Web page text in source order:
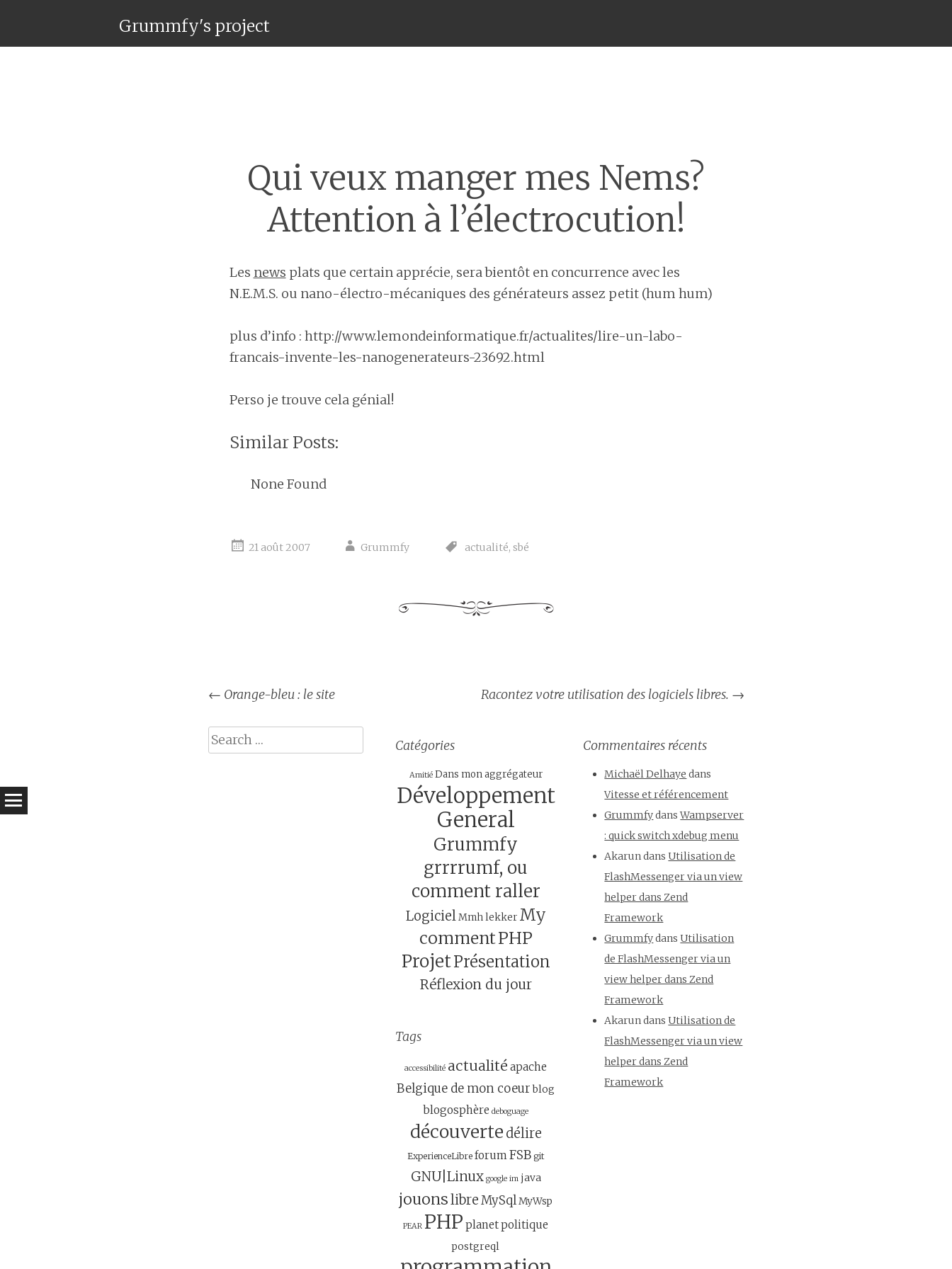
Grummfy's project
Qui veux manger mes Nems?
Attention à l’électrocution!
Les news plats que certain apprécie, sera bientôt en concurrence avec les
N.E.M.S. ou nano-électro-mécaniques des générateurs assez petit (hum hum)
plus d’info : http://www.lemondeinformatique.fr/actualites/lire-un-labo-
francais-invente-les-nanogenerateurs-23692.html
Perso je trouve cela génial!
Similar Posts:
None Found
21 août 2007 Grummfy actualité, sbé
Post
navigation
← Orange-bleu : le site Racontez votre utilisation des logiciels libres. →
Search
Catégories
Amitié Dans mon aggrégateur
Développement
General
Grummfy
grrrrumf, ou
comment raller
LogicielMmh lekker My
commentPHP
ProjetPrésentation
Réflexion du jour
Tags
accessibilité actualité apache
Belgique de mon coeur blog
blogosphère deboguage
découverte délire
ExperienceLibre forum FSB git
GNU|Linux google im java
jouonslibre MySqlMyWsp
PEAR PHP planetpolitique
postgreql
Commentaires récents
Michaël Delhaye dans
Vitesse et référencement
GrummfydansWampserver
: quick switch xdebug menu
AkarundansUtilisation de
FlashMessenger via un view
helper dans Zend
Framework
GrummfydansUtilisation
de FlashMessenger via un
view helper dans Zend
Framework
AkarundansUtilisation de
FlashMessenger via un view
helper dans Zend
Framework